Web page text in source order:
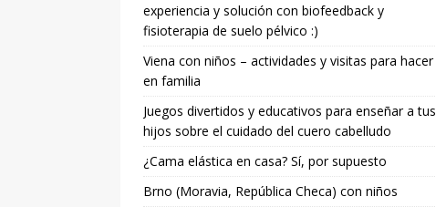
experiencia y solución con biofeedback y
fisioterapia de suelo pélvico :)
Viena con niños – actividades y visitas para hacer
en familia
Juegos divertidos y educativos para enseñar a tus
hijos sobre el cuidado del cuero cabelludo
¿Cama elástica en casa? Sí, por supuesto
Brno (Moravia, República Checa) con niños